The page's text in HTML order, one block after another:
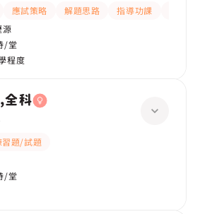
應試策略 解題思路 指導功課
源
/堂
程度
科
習題/試題
/堂